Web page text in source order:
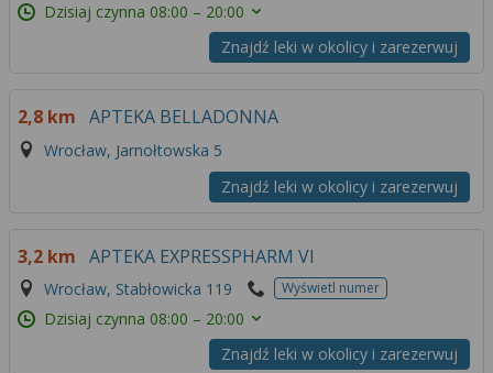
Dzisiaj czynna 08:00 – 20:00
Znajdź leki w okolicy i zarezerwuj
2,8 km APTEKA BELLADONNA
Wrocław, Jarnołtowska 5
Znajdź leki w okolicy i zarezerwuj
3,2 km APTEKA EXPRESSPHARM VI
Wrocław, Stabłowicka 119 Wyświetl numer
Dzisiaj czynna 08:00 – 20:00
Znajdź leki w okolicy i zarezerwuj